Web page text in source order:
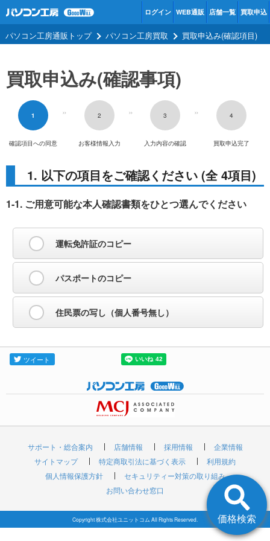
ログイン WEB通販 店舗一覧 買取申込
パソコン工房通販トップ パソコン工房買取 買取申込み(確認項目)
買取申込み(確認事項)
1 >>
確認項目への同意
2 >>
お客様情報入力
3 >>
入力内容の確認
4
買取申込完了
1. 以下の項目をご確認ください (全 4項目)
1-1. ご用意可能な本人確認書類をひとつ選んでください
運転免許証のコピー
パスポートのコピー
住民票の写し（個人番号無し）
価格検索
サポート・総合案内 店舗情報 採用情報
企業情報
サイトマップ
特定商取引法に基づく表示
利用規約
個人情報保護方針
セキュリティー対策の取り組み
お問い合わせ窓口
Copyright 株式会社ユニットコム All Rights Reserved.